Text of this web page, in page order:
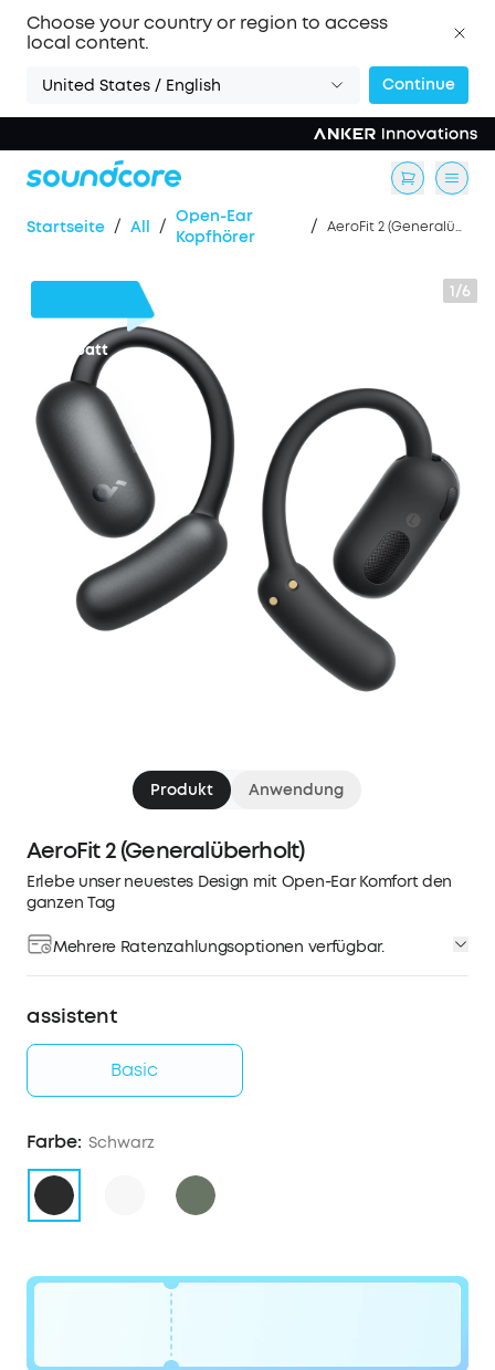
Choose your country or region to access
local content.
United States / English Continue
Startseite / All / Ореn-Ear
Kopfhörer
/ AeroFit 2 (Generalüberholt)
1/6
Rabatt
Produkt Anwendung
AeroFit 2 (Generalüberholt)
Erlebe unser neuestes Design mit Open-Ear Komfort den
ganzen Tag
Mehrere Ratenzahlungsoptionen verfügbar.
assistent
Basic
Farbe: Schwarz